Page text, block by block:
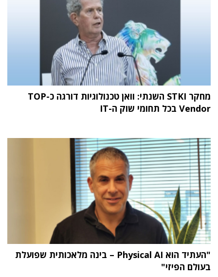
מחקר STKI השנתי: וואן טכנולוגיות דורגה כ-TOP
Vendor בכל תחומי שוק ה-IT
"העתיד הוא Physical AI – בינה מלאכותית שפועלת
בעולם הפיזי"